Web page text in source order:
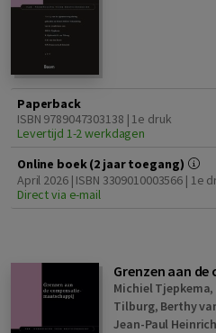
Paperback
ISBN 9789047303138 | 1e druk
Levertijd 1-2 werkdagen
Online boek (2 jaar toegang)
April 2026 | ISBN 3309010003566 | 1e
Direct via e-mail
Grenzen aan
Michiel Tjepkema,
Tilburg, Berthy
Jean-Paul Heinrich